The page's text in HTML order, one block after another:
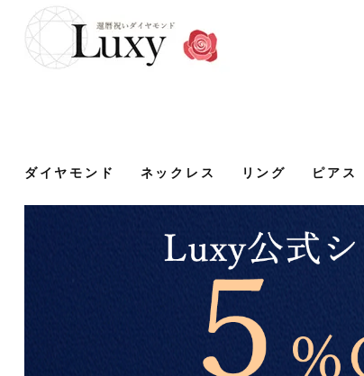
ダイヤモンド ネックレス リング ピアス